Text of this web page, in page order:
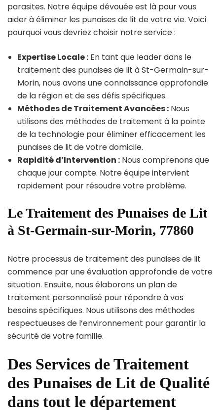
parasites. Notre équipe dévouée est là pour vous
aider à éliminer les punaises de lit de votre vie. Voici
pourquoi vous devriez choisir notre service :
Expertise Locale : En tant que leader dans le
traitement des punaises de lit à St-Germain-sur-
Morin, nous avons une connaissance approfondie
de la région et de ses défis spécifiques.
Méthodes de Traitement Avancées : Nous
utilisons des méthodes de traitement à la pointe
de la technologie pour éliminer efficacement les
punaises de lit de votre domicile.
Rapidité d’Intervention : Nous comprenons que
chaque jour compte. Notre équipe intervient
rapidement pour résoudre votre problème.
Le Traitement des Punaises de Lit
à St-Germain-sur-Morin, 77860
Notre processus de traitement des punaises de lit
commence par une évaluation approfondie de votre
situation. Ensuite, nous élaborons un plan de
traitement personnalisé pour répondre à vos
besoins spécifiques. Nous utilisons des méthodes
respectueuses de l’environnement pour garantir la
sécurité de votre famille.
Des Services de Traitement
des Punaises de Lit de Qualité
dans tout le département